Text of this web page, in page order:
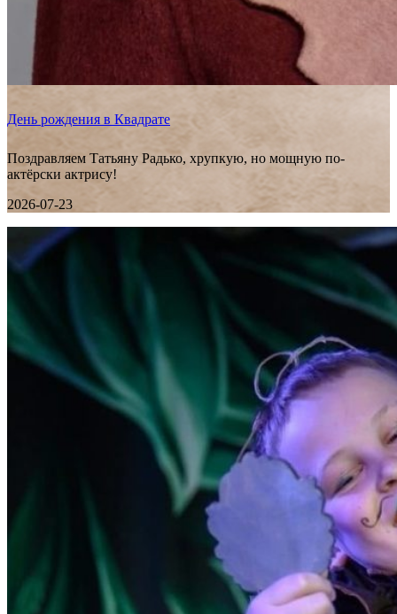
День рождения в Квадрате
Поздравляем Татьяну Радько, хрупкую, но мощную по-
актёрски актрису!
2026-07-23